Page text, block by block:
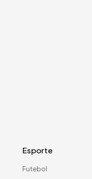
Esporte
Futebol